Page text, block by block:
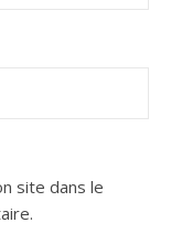
site dans le